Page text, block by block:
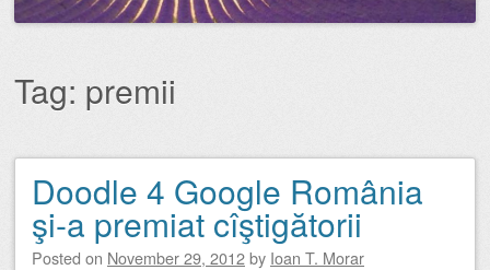
Tag: premii
Post navigation
Doodle 4 Google România
şi-a premiat cîştigătorii
Posted on November 29, 2012by Ioan T. Morar